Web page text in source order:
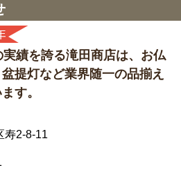
績を誇る滝田商店は、 お仏
提灯など業界随一の品揃え
す。
寿2-8-11